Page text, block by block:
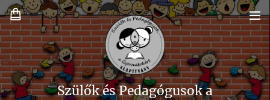
Szülők és Pedagógusok a